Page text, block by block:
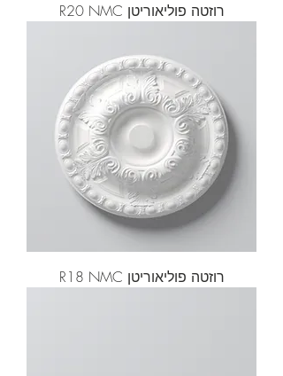
רוזטה פוליאוריטן R20 NMC
רוזטה פוליאוריטן R18 NMC